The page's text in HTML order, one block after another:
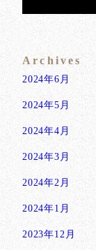
Archives
2024年6月
2024年5月
2024年4月
2024年3月
2024年2月
2024年1月
2023年12月